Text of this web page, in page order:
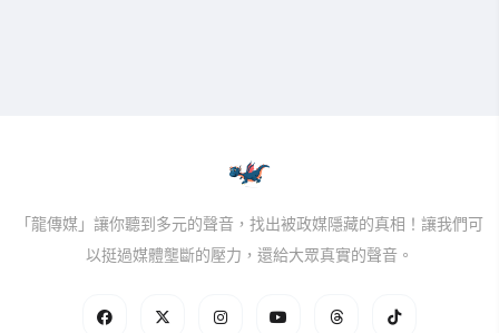
「龍傳媒」讓你聽到多元的聲音，找出被政媒隱藏的真相！讓我們可
以挺過媒體壟斷的壓力，還給大眾真實的聲音。